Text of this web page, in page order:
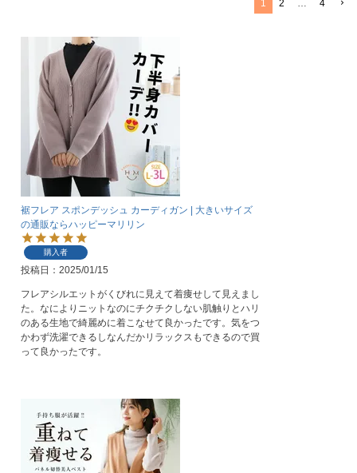
1 2 … 4
裾フレア スポンデッシュ カーディガン | 大きいサイズ
の通販ならハッピーマリリン
購入者
投稿日 2025/01/15
フレアシルエットがくびれに見えて着痩せして見えまし
た。なによりニットなのにチクチクしない肌触りとハリ
のある生地で綺麗めに着こなせて良かったです。気をつ
かわず洗濯できるしなんだかリラックスもできるので買
って良かったです。